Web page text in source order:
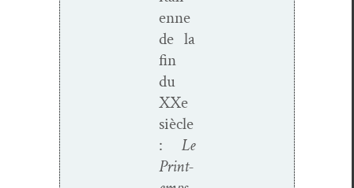
enne
de la
fin
du
XXe
siè­cle
: Le
Print­